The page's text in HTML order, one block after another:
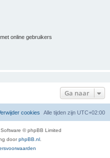
online gebruikers
Ga naar
Alle tijden zijn UTC+02:00
cookies
© phpBB Limited
doorphpBB.nl